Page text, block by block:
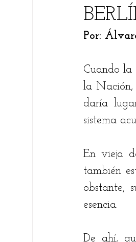
Fare Suárez
Bernardo Carreño
Ariel Alberto
Por:
Cuando la
la Nación,
daría
sistema
En vieja
también
obstante,
esencia.
De ahí,